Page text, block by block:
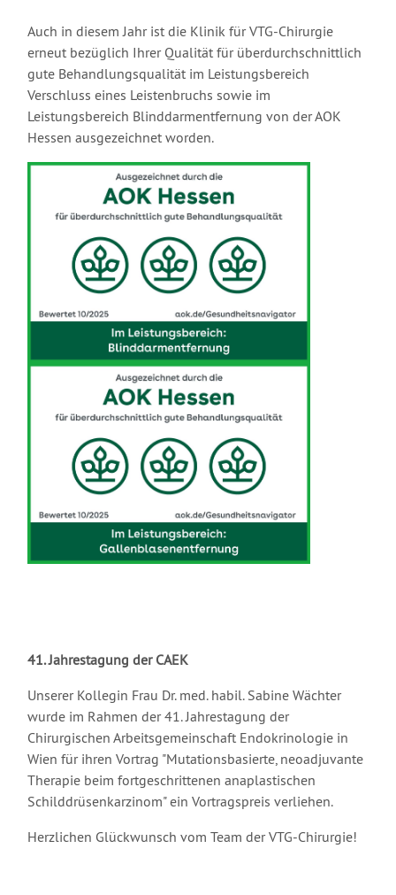
Auch in diesem Jahr ist die Klinik für VTG-Chirurgie
erneut bezüglich Ihrer Qualität für überdurchschnittlich
gute Behandlungsqualität im Leistungsbereich
Verschluss eines Leistenbruchs sowie im
Leistungsbereich Blinddarmentfernung von der AOK
Hessen ausgezeichnet worden.
41. Jahrestagung der CAEK
Unserer Kollegin Frau Dr. med. habil. Sabine Wächter
wurde im Rahmen der 41. Jahrestagung der
Chirurgischen Arbeitsgemeinschaft Endokrinologie in
Wien für ihren Vortrag "Mutationsbasierte, neoadjuvante
Therapie beim fortgeschrittenen anaplastischen
Schilddrüsenkarzinom" ein Vortragspreis verliehen.
Herzlichen Glückwunsch vom Team der VTG-Chirurgie!